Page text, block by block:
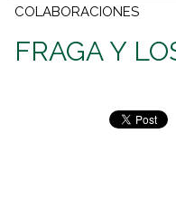
COLABORACIONES
FRAGA Y